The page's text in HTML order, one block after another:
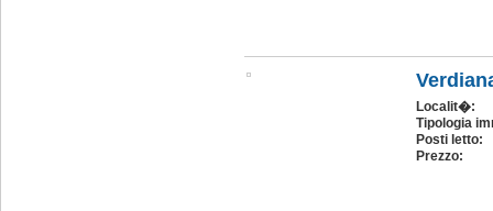
Localit�:
Tipologia
Posti letto:
Prezzo: